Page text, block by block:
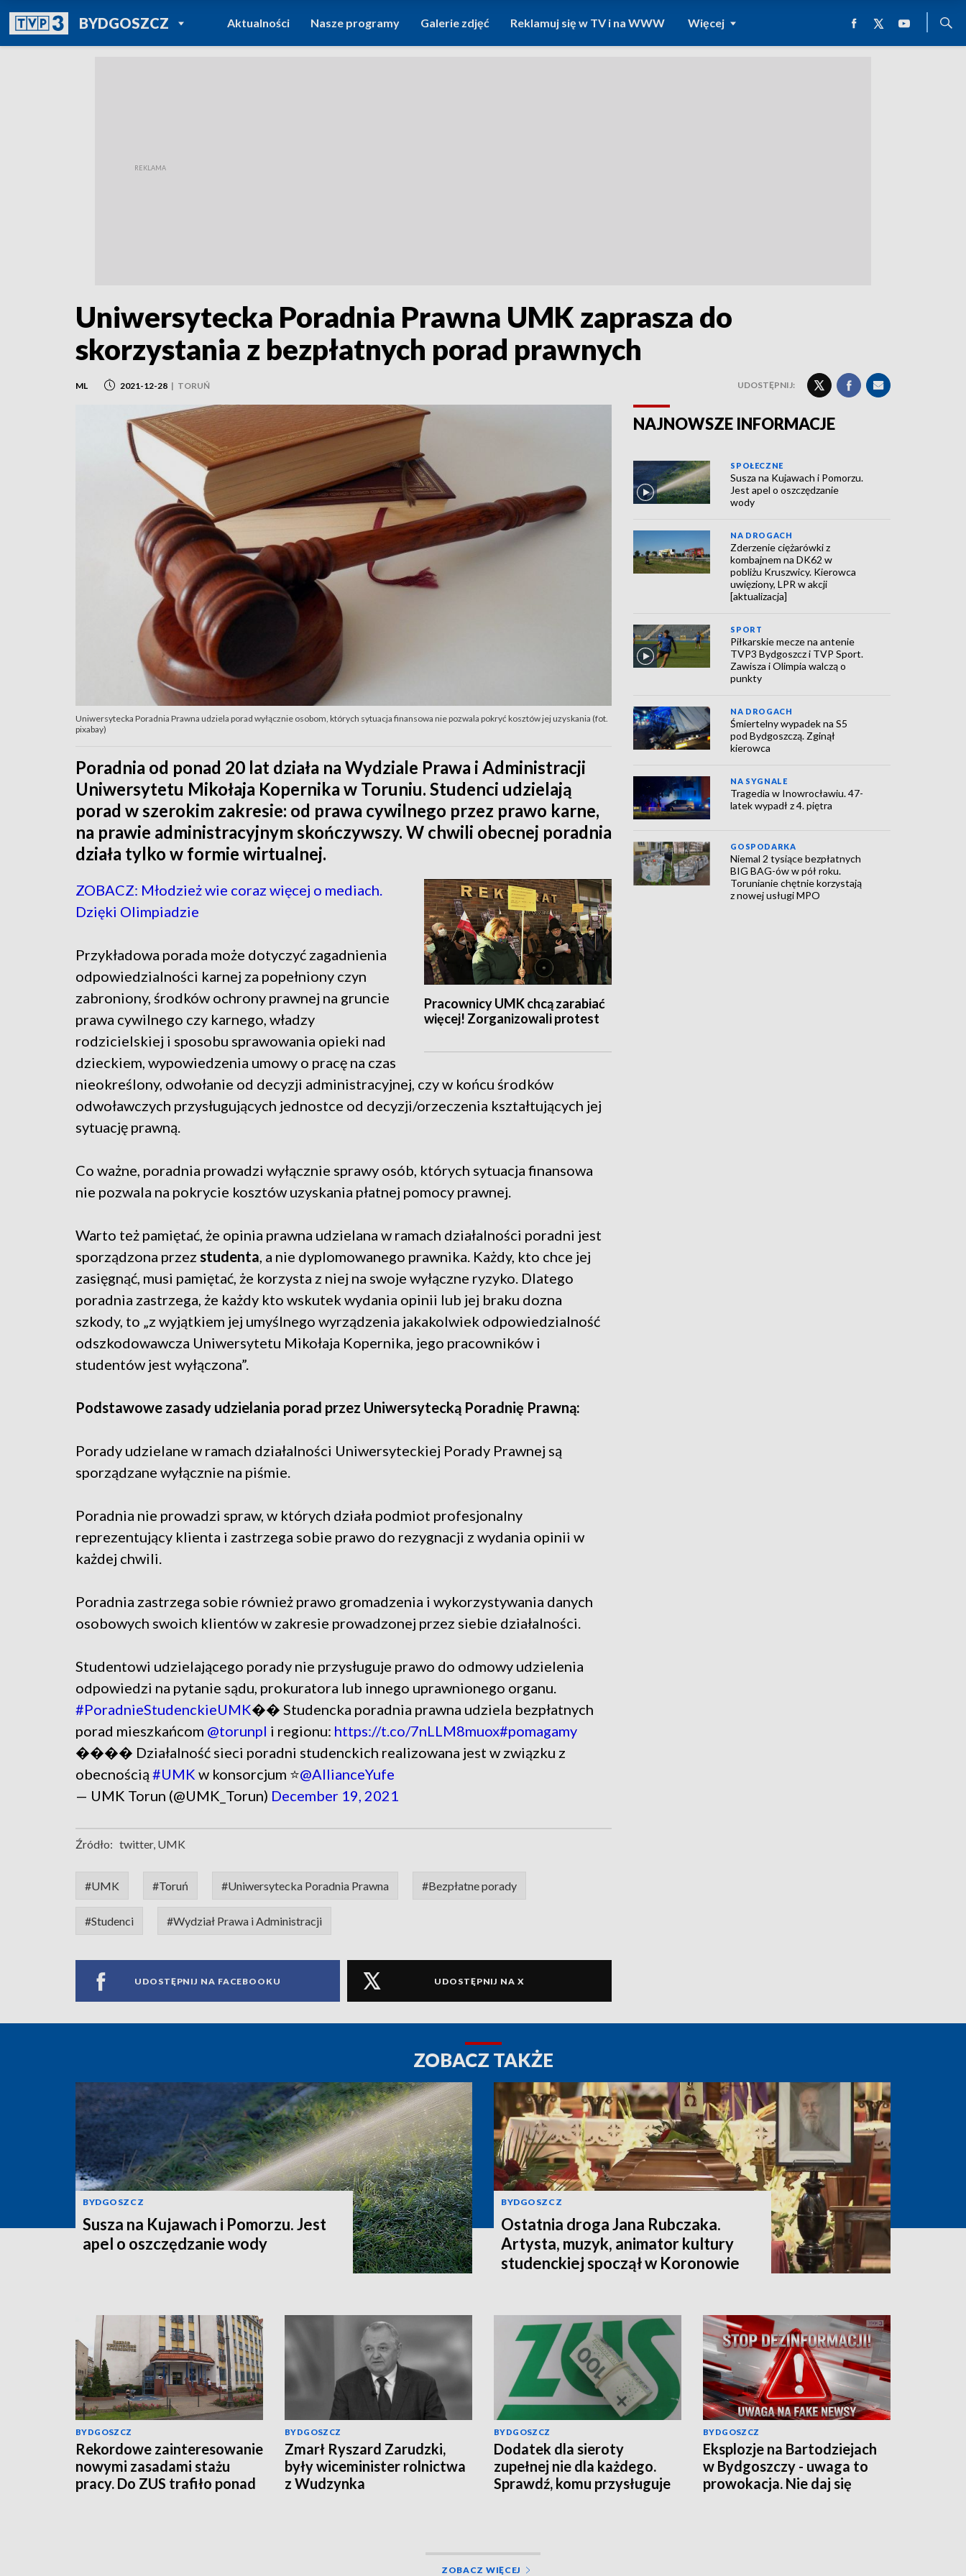
BYDGOSZCZPOWRÓT DO
TVP REGIONY
Aktualności Nasze programy Galerie zdjęć Reklamuj się w TV i na WWW Więcej
Uniwersytecka Poradnia Prawna UMK zaprasza do
skorzystania z bezpłatnych porad prawnych
ML 2021-12-28 | TORUŃ UDOSTĘPNIJ:
Uniwersytecka Poradnia Prawna udziela porad wyłącznie osobom, których sytuacja finansowa nie pozwala pokryć kosztów jej uzyskania (fot.
pixabay)
Poradnia od ponad 20 lat działa na Wydziale Prawa i Administracji
Uniwersytetu Mikołaja Kopernika w Toruniu. Studenci udzielają
porad w szerokim zakresie: od prawa cywilnego przez prawo karne,
na prawie administracyjnym skończywszy. W chwili obecnej poradnia
działa tylko w formie wirtualnej.
Pracownicy UMK chcą zarabiać
więcej! Zorganizowali protest
ZOBACZ: Młodzież wie coraz więcej o mediach.
Dzięki Olimpiadzie
Przykładowa porada może dotyczyć zagadnienia
odpowiedzialności karnej za popełniony czyn
zabroniony, środków ochrony prawnej na gruncie
prawa cywilnego czy karnego, władzy
rodzicielskiej i sposobu sprawowania opieki nad
dzieckiem, wypowiedzenia umowy o pracę na czas
nieokreślony, odwołanie od decyzji administracyjnej, czy w końcu środków
odwoławczych przysługujących jednostce od decyzji/orzeczenia kształtujących jej
sytuację prawną.
Co ważne, poradnia prowadzi wyłącznie sprawy osób, których sytuacja finansowa
nie pozwala na pokrycie kosztów uzyskania płatnej pomocy prawnej.
Warto też pamiętać, że opinia prawna udzielana w ramach działalności poradni jest
sporządzona przez studenta, a nie dyplomowanego prawnika. Każdy, kto chce jej
zasięgnąć, musi pamiętać, że korzysta z niej na swoje wyłączne ryzyko. Dlatego
poradnia zastrzega, że każdy kto wskutek wydania opinii lub jej braku dozna
szkody, to „z wyjątkiem jej umyślnego wyrządzenia jakakolwiek odpowiedzialność
odszkodowawcza Uniwersytetu Mikołaja Kopernika, jego pracowników i
studentów jest wyłączona”.
Podstawowe zasady udzielania porad przez Uniwersytecką Poradnię Prawną:
Porady udzielane w ramach działalności Uniwersyteckiej Porady Prawnej są
sporządzane wyłącznie na piśmie.
Poradnia nie prowadzi spraw, w których działa podmiot profesjonalny
reprezentujący klienta i zastrzega sobie prawo do rezygnacji z wydania opinii w
każdej chwili.
Poradnia zastrzega sobie również prawo gromadzenia i wykorzystywania danych
osobowych swoich klientów w zakresie prowadzonej przez siebie działalności.
Studentowi udzielającego porady nie przysługuje prawo do odmowy udzielenia
odpowiedzi na pytanie sądu, prokuratora lub innego uprawnionego organu.
#PoradnieStudenckieUMK�� Studencka poradnia prawna udziela bezpłatnych
porad mieszkańcom @torunpl i regionu: https://t.co/7nLLM8muox#pomagamy
���� Działalność sieci poradni studenckich realizowana jest w związku z
obecnością #UMK w konsorcjum ⭐@AllianceYufe
— UMK Torun (@UMK_Torun) December 19, 2021
Źródło: twitter, UMK
#UMK #Toruń #Uniwersytecka Poradnia Prawna #Bezpłatne porady
#Studenci #Wydział Prawa i Administracji
UDOSTĘPNIJ NA FACEBOOKU UDOSTĘPNIJ NA X
NAJNOWSZE INFORMACJE
SPOŁECZNE
Susza na Kujawach i Pomorzu.
Jest apel o oszczędzanie
wody
NA DROGACH
Zderzenie ciężarówki z
kombajnem na DK62 w
pobliżu Kruszwicy. Kierowca
uwięziony, LPR w akcji
[aktualizacja]
SPORT
Piłkarskie mecze na antenie
TVP3 Bydgoszcz i TVP Sport.
Zawisza i Olimpia walczą o
punkty
NA DROGACH
Śmiertelny wypadek na S5
pod Bydgoszczą. Zginął
kierowca
NA SYGNALE
Tragedia w Inowrocławiu. 47-
latek wypadł z 4. piętra
GOSPODARKA
Niemal 2 tysiące bezpłatnych
BIG BAG-ów w pół roku.
Torunianie chętnie korzystają
z nowej usługi MPO
ZOBACZ TAKŻE
BYDGOSZCZ
Susza na Kujawach i Pomorzu. Jest
apel o oszczędzanie wody
BYDGOSZCZ
Ostatnia droga Jana Rubczaka.
Artysta, muzyk, animator kultury
studenckiej spoczął w Koronowie
BYDGOSZCZ
Rekordowe zainteresowanie
nowymi zasadami stażu
pracy. Do ZUS trafiło ponad
BYDGOSZCZ
Zmarł Ryszard Zarudzki,
były wiceminister rolnictwa
z Wudzynka
BYDGOSZCZ
Dodatek dla sieroty
zupełnej nie dla każdego.
Sprawdź, komu przysługuje
BYDGOSZCZ
Eksplozje na Bartodziejach
w Bydgoszczy - uwaga to
prowokacja. Nie daj się
ZOBACZ WIĘCEJ